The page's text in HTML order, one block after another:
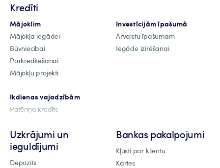
Kredīti
Mājoklim
Mājokļa iegādei
Būvniecībai
Pārkreditēšanai
Mājokļu projekti
Investīcijām īpašumā
Ārvalstu īpašumam
Iegāde izīrēšanai
Ikdienas vajadzībām
Patēriņa kredīts
Uzkrājumi un
ieguldījumi
Depozīts
Bankas pakalpojumi
Kļūsti par klientu
Kartes